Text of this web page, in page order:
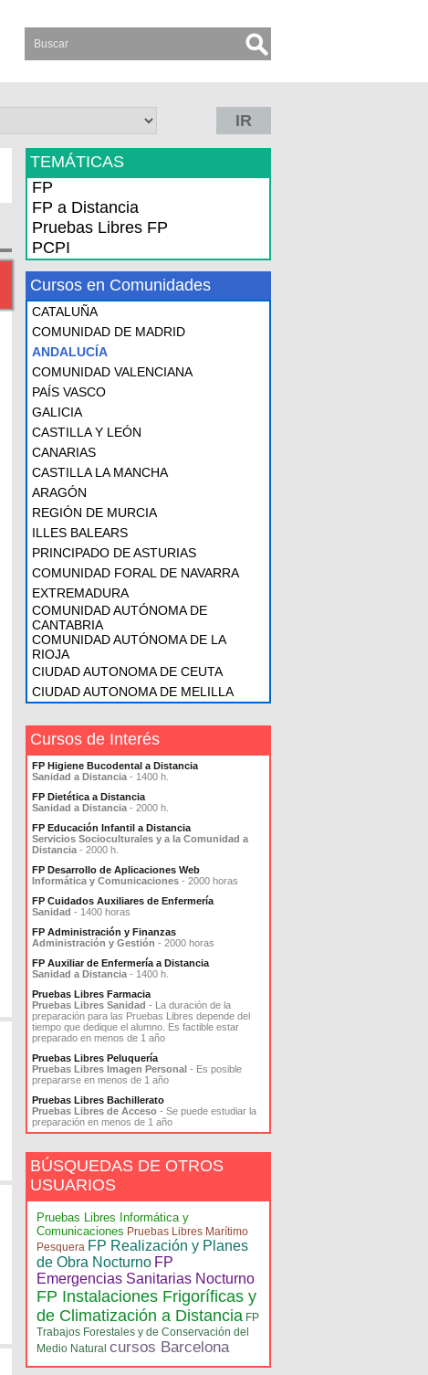
IR
TEMÁTICAS
FP
FP a Distancia
Pruebas Libres FP
PCPI
Cursos en Comunidades
CATALUÑA
COMUNIDAD DE MADRID
ANDALUCÍA
COMUNIDAD VALENCIANA
PAÍS VASCO
GALICIA
CASTILLA Y LEÓN
CANARIAS
CASTILLA LA MANCHA
ARAGÓN
REGIÓN DE MURCIA
ILLES BALEARS
PRINCIPADO DE ASTURIAS
COMUNIDAD FORAL DE NAVARRA
EXTREMADURA
COMUNIDAD AUTÓNOMA DE
CANTABRIA
COMUNIDAD AUTÓNOMA DE LA
RIOJA
CIUDAD AUTONOMA DE CEUTA
CIUDAD AUTONOMA DE MELILLA
Cursos de Interés
FP Higiene Bucodental a Distancia
Sanidad a Distancia - 1400 h.
FP Dietética a Distancia
Sanidad a Distancia - 2000 h.
FP Educación Infantil a Distancia
Servicios Socioculturales y a la Comunidad a
Distancia - 2000 h.
FP Desarrollo de Aplicaciones Web
Informática y Comunicaciones - 2000 horas
FP Cuidados Auxiliares de Enfermería
Sanidad - 1400 horas
FP Administración y Finanzas
Administración y Gestión - 2000 horas
FP Auxiliar de Enfermería a Distancia
Sanidad a Distancia - 1400 h.
Pruebas Libres Farmacia
Pruebas Libres Sanidad - La duración de la
preparación para las Pruebas Libres depende del
tiempo que dedique el alumno. Es factible estar
preparado en menos de 1 año
Pruebas Libres Peluquería
Pruebas Libres Imagen Personal - Es posible
prepararse en menos de 1 año
Pruebas Libres Bachillerato
Pruebas Libres de Acceso - Se puede estudiar la
preparación en menos de 1 año
BÚSQUEDAS DE OTROS
USUARIOS
Pruebas Libres Informática y
Comunicaciones Pruebas Libres Marítimo
Pesquera FP Realización y Planes
de Obra Nocturno FP
Emergencias Sanitarias Nocturno
FP Instalaciones Frigoríficas y
de Climatización a Distancia FP
Trabajos Forestales y de Conservación del
Medio Natural cursos Barcelona